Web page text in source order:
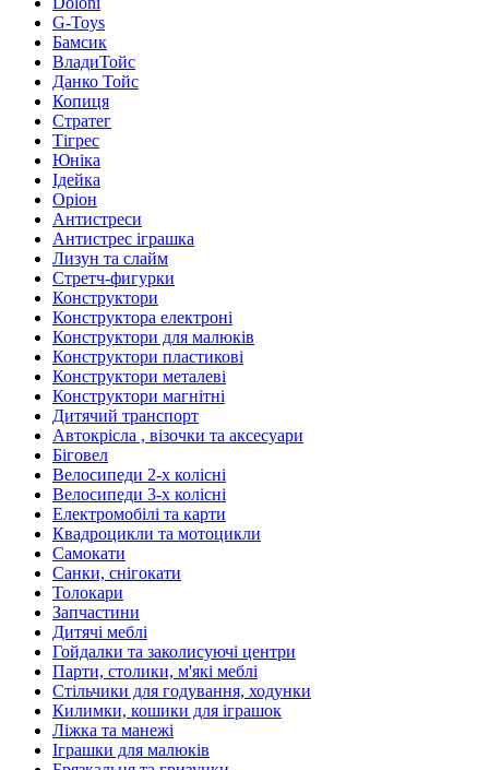
G-Toys
Бамсик
ВладиТойс
Данко Тойс
Копиця
Стратег
Тігрес
Юніка
Ідейка
Оріон
Антистреси
Антистрес іграшка
Лизун та слайм
Стретч-фигурки
Конструктори
Конструктора електроні
Конструктори для малюків
Конструктори пластикові
Конструктори металеві
Конструктори магнітні
Дитячий транспорт
Автокрісла , візочки та аксесуари
Біговел
Велосипеди 2-х колісні
Велосипеди 3-х колісні
Електромобілі та карти
Квадроцикли та мотоцикли
Самокати
Санки, снігокати
Толокари
Запчастини
Дитячі меблі
Гойдалки та заколисуючі центри
Парти, столики, м'які меблі
Стільчики для годування, ходунки
Килимки, кошики для іграшок
Ліжка та манежі
Іграшки для малюків